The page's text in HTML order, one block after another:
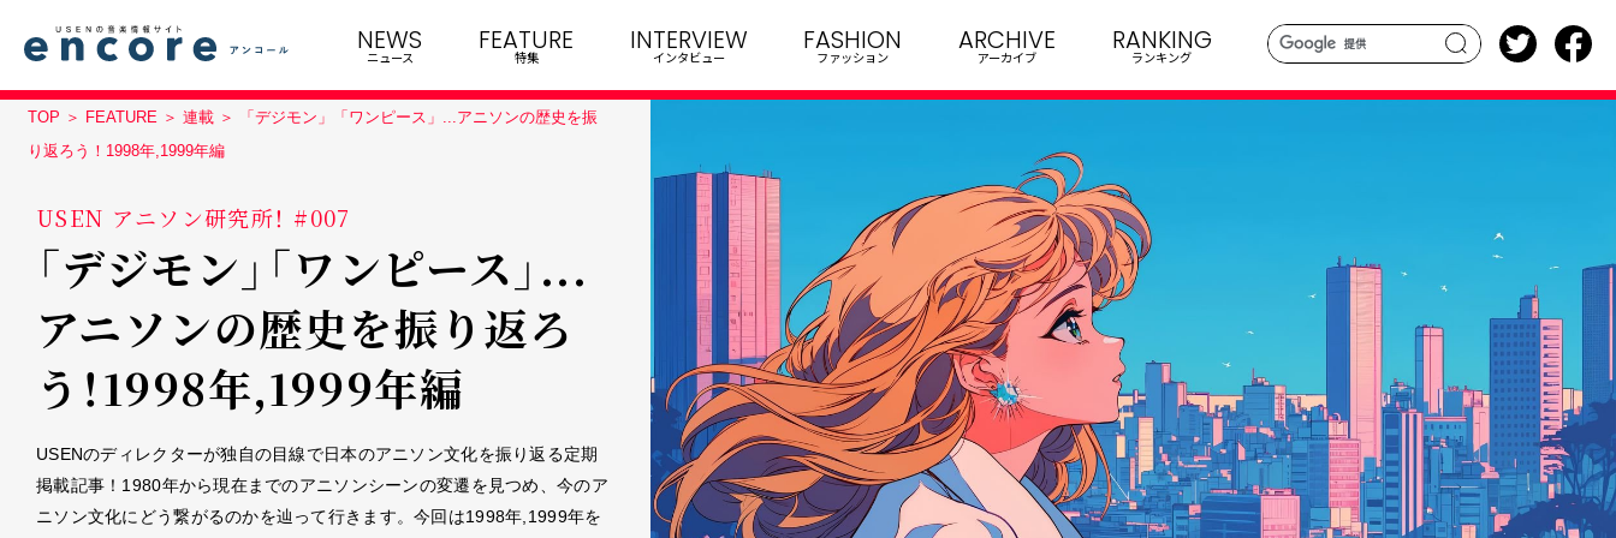
search
NEWS
ニュース
FEATURE
特集
INTERVIEW
インタビュー
FASHION
ファッション
ARCHIVE
アーカイブ
RANKING
ランキング
TOP FEATURE 連載
「デジモン」「ワンピース」...アニソンの歴史を振
り返ろう！1998年,1999年編
USEN アニソン研究所！ #007
「デジモン」「ワンピース」...
アニソンの歴史を振り返ろ
う！1998年,1999年編
USENのディレクターが独自の目線で日本のアニソン文化を振り返る定期
掲載記事！1980年から現在までのアニソンシーンの変遷を見つめ、今のア
ニソン文化にどう繋がるのかを辿って行きます。今回は1998年,1999年を